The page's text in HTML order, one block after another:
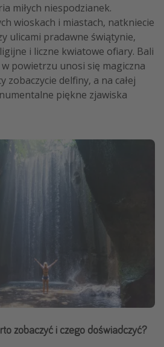
miłych niespodzianek.
wioskach i miastach, natkniecie
ulicami pradawne świątynie,
i liczne kwiatowe ofiary. Bali
w powietrzu unosi się magiczna
zobaczycie delfiny, a na całej
piękne zjawiska
zobaczyć i czego doświadczyć?